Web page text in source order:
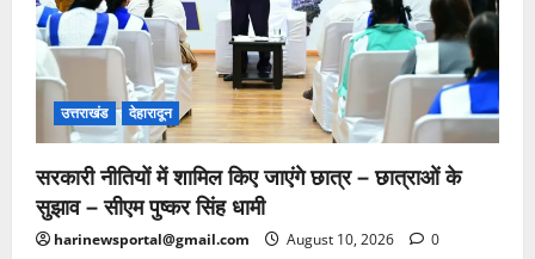
उत्तराखंड देहारादून
सरकारी नीतियों में शामिल किए जाएंगे छात्र – छात्राओं के
सुझाव – सीएम पुष्कर सिंह धामी
harinewsportal@gmail.com August 10, 2026 0